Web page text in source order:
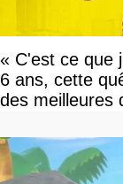
« C'est ce que
6 ans, cette
des meilleures